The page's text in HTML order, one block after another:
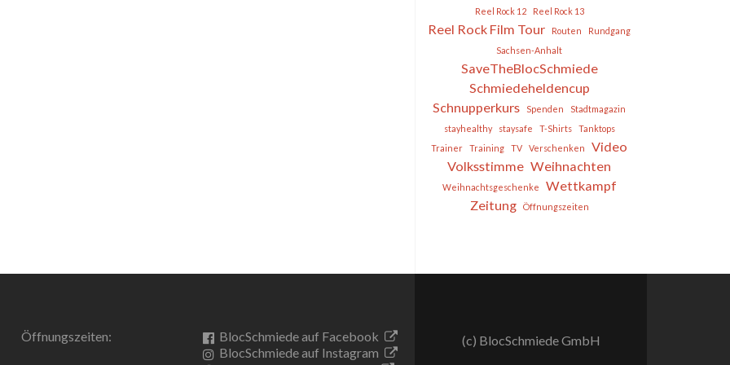
Reel Rock 12
Reel Rock 13
Reel Rock Film Tour Routen
Rundgang
Sachsen-Anhalt
SaveTheBlocSchmiede
Schmiedeheldencup
Schnupperkurs
Spenden
Stadtmagazin
stayhealthy
staysafe T-Shirts
Tanktops
Trainer
Training TV Verschenken
Video
Volksstimme Weihnachten
Weihnachtsgeschenke
Wettkampf
Zeitung
Öffnungszeiten
Öffnungszeiten:
BlocSchmiede auf Facebook
BlocSchmiede auf Instagram
(c) BlocSchmiede GmbH